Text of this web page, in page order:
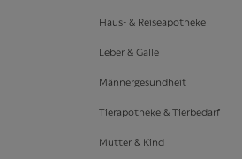
Haus- & Reiseapotheke
Leber & Galle
Männergesundheit
Tierapotheke & Tierbedarf
Mutter & Kind